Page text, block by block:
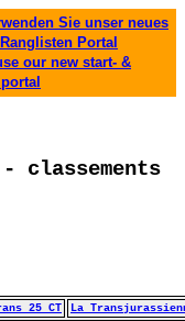
Sie unser neues
Portal
our new start- &
classements
25 CT La